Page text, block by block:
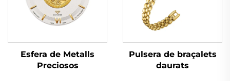
Esfera de Metalls
Preciosos
Pulsera de braçalets
daurats